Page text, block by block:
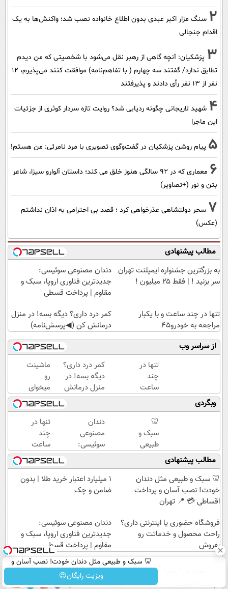
2 سنگ مزار اکبر عبدی بدون اطلاع خانواده نصب شد؛ واکنش‌ها به یک
اقدام جنجالی
3 پزشکیان‌: آنچه گاهی از رهبر نقل می‌شود با شخصیتی که من دیدم
تطابق ندارد/ گفتند سه چهارم ( با تفاهم‌نامه) موافقت کنند می‌پذیرم، 12
نفر از 13 نفر رأی دادند و پذیرفتند
4 شهید لاریجانی چگونه ردیابی شد؟ روایت تازه سردار کوثری از جزئیات
این ماجرا
5 پیام روشن پزشکیان در گفت‌و‌گوی تصویری با مرد نامرئی: من هستم!
6
معماری که در 92 سالگی هنوز خلق می کند؛ داستان آلوارو سیزا، شاعر
بتن و نور (+تصاویر)
7 سحر دولتشاهی عذرخواهی کرد ؛ قصد بی احترامی به اذان نداشتم
(عکس)
مطالب پیشنهادی
به بزرگترین جشنواره ایمپلنت تهران
سر بزنید ! | فقط ۲۵ میلیون !
دندان مصنوعی سوئیسی:
جدیدترین فناوری اروپا، سبک و
مقاوم | پرداخت قسطی
تنها در چند ساعت و با یکبار
مراجعه به خودرو45
کمر درد داری؟ دیگه بسه! در منزل
درمانش کن (◀پرسش‌نامه)
از سراسر وب
تنها در
چند
ساعت
و با
یکبار
مراجعه
به
خودرو45
کمر درد داری؟
دیگه بسه! در
منزل درمانش
کن
(◀پرسش‌نامه)
ماشینت
رو
میخوای
بفروشی؟
اینجا یک
روزه
برات
میفروشه
وبگردی
🦷
سبک و
طبیعی
مثل
دندان
خودت!
نصب
اقساطی
💳 📍
دندان
مصنوعی
سوئیسی:
جدیدترین
فناوری
اروپا،
سبک و
قسطی
تنها در
چند
ساعت
و با
یکبار
مراجعه
مطالب پیشنهادی
🦷 سبک و طبیعی مثل دندان
خودت! نصب آسان و پرداخت
اقساطی 💳 📍 تهران
۱ میلیارد اعتبار خرید طلا | بدون
ضامن و چک
فروشگاه حضوری یا اینترنتی داری؟
راحت محصول و خدماتت رو
بفروش
دندان مصنوعی سوئیسی:
جدیدترین فناوری اروپا، سبک و
مقاوم | پرداخت قسطی
🦷 سبک و طبیعی مثل دندان خودت! نصب آسان و
پرداخت اقساطی 💳 📍 تهران
ویزیت رایگان😍 عصر ایران۲ تماس با ما
آب و هوا اوقات شرعی سواد زندگی